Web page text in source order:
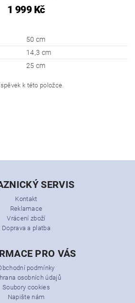
1 999 Kč
50 cm
14,3 cm
25 cm
k této položce.
SERVIS
Kontakt
Reklamace
Vrácení zboží
Doprava a platba
PRO VÁS
podmínky
osobních údajů
Soubory cookies
Napište nám